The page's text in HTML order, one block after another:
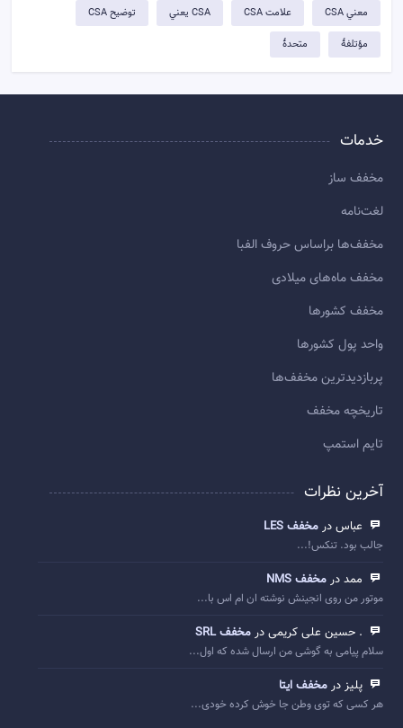
معني CSA علامت CSA CSA يعني توضيح CSA
مؤتلفهٔ متحدهٔ
خدمات
مخفف ساز
لغت‌نامه
مخفف‌ها براساس حروف الفبا
مخفف ماه‌های میلادی
مخفف کشورها
واحد پول کشورها
پربازديدترين مخفف‌ها
تاريخچه مخفف
تایم استمپ
آخرین نظرات
عباس در مخفف LES
جالب بود. تنکس!...
ممد در مخفف NMS
موتور من روی انجینش نوشته ان ام اس با...
. حسین علی کریمی در مخفف SRL
سلام پیامی به گوشی من ارسال شده که اول...
پلیز در مخفف ایتا
هر کسی که توی وطن جا خوش کرده خودی...